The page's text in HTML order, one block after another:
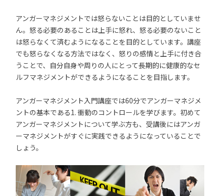
アンガーマネジメントでは怒らないことは目的としていませ
ん。怒る必要のあることは上手に怒れ、怒る必要のないこと
は怒らなくて済むようになることを目的としています。講座
でも怒らなくなる方法ではなく、怒りの感情と上手に付き合
うことで、自分自身や周りの人にとって長期的に健康的なセ
ルフマネジメントができるようになることを目指します。
アンガーマネジメント入門講座では60分でアンガーマネジメ
ントの基本である1. 衝動のコントロールを学びます。初めて
アンガーマネジメントについて学ぶ方も、受講後にはアンガ
ーマネジメントがすぐに実践できるようになっていることで
しょう。